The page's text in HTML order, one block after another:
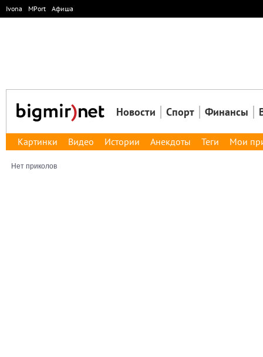
Ivona MPort Афиша
Новости Спорт Финансы
Картинки Видео Истории Анекдоты Теги Мои
Нет приколов